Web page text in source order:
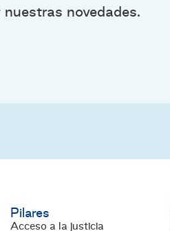
novedades.
Pilares
Acceso a la justicia